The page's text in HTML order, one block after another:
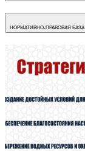
НОРМАТИВНО-ПРАВОВАЯ БАЗА